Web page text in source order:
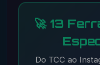
🚀 13
Do TCC ao